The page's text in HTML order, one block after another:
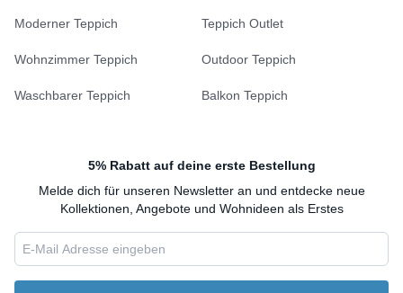
Moderner Teppich Teppich Outlet
Wohnzimmer Teppich Outdoor Teppich
Waschbarer Teppich Balkon Teppich
5% Rabatt auf deine erste Bestellung
Melde dich für unseren Newsletter an und entdecke neue
Kollektionen, Angebote und Wohnideen als Erstes